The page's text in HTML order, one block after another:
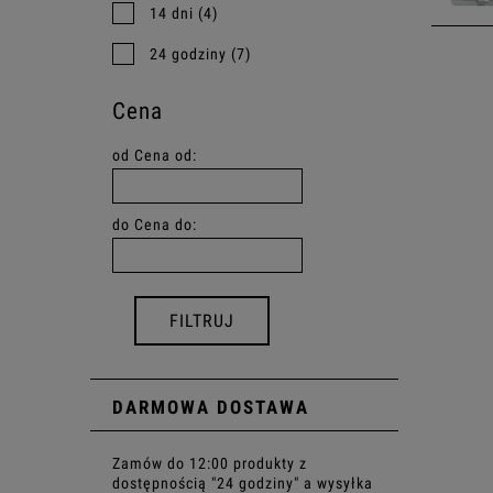
14 dni (4)
24 godziny (7)
Cena
od Cena od:
do Cena do:
FILTRUJ
DARMOWA DOSTAWA
Zamów do 12:00 produkty z
dostępnością "24 godziny" a wysyłka